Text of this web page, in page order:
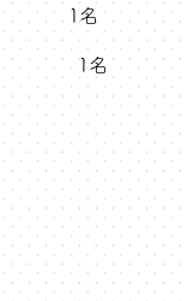
学校 1名
1名